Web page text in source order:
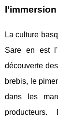
La culture
Sare en est
découverte
brebis, le
dans les